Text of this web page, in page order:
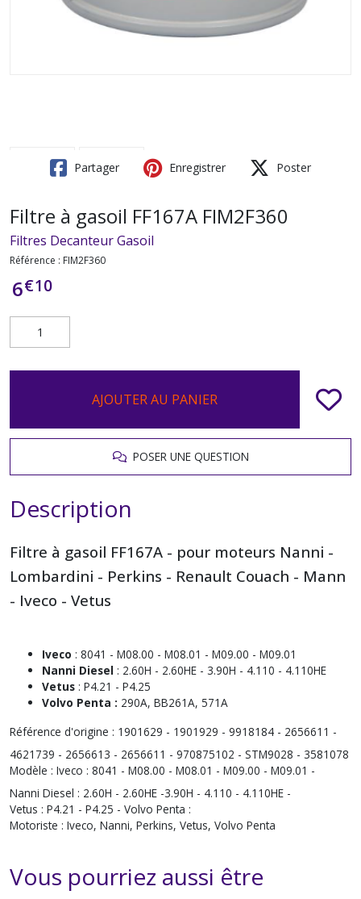
Partager Enregistrer Poster
Filtre à gasoil FF167A FIM2F360
Filtres Decanteur Gasoil
Référence : FIM2F360
6€10
AJOUTER AU PANIER
POSER UNE QUESTION
Description
Filtre à gasoil FF167A - pour moteurs Nanni -
Lombardini - Perkins - Renault Couach - Mann
- Iveco - Vetus
Iveco : 8041 - M08.00 - M08.01 - M09.00 - M09.01
Nanni Diesel : 2.60H - 2.60HE - 3.90H - 4.110 - 4.110HE
Vetus : P4.21 - P4.25
Volvo Penta : 290A, BB261A, 571A
Référence d'origine : 1901629 - 1901929 - 9918184 - 2656611 -
4621739 - 2656613 - 2656611 - 970875102 - STM9028 - 3581078
Modèle : Iveco : 8041 - M08.00 - M08.01 - M09.00 - M09.01 -
Nanni Diesel : 2.60H - 2.60HE -3.90H - 4.110 - 4.110HE -
Vetus : P4.21 - P4.25 - Volvo Penta :
Motoriste : Iveco, Nanni, Perkins, Vetus, Volvo Penta
Vous pourriez aussi être